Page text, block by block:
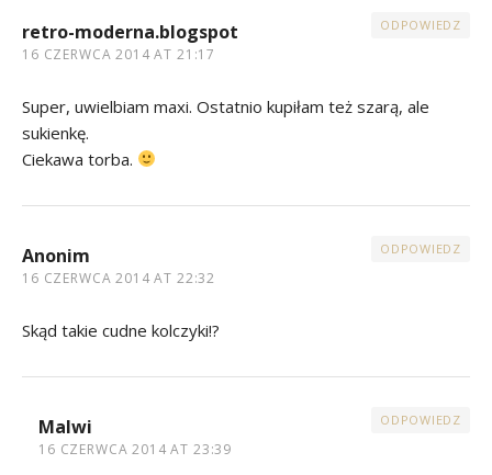
retro-moderna.blogspot
16 CZERWCA 2014 AT 21:17
ODPOWIEDZ
Super, uwielbiam maxi. Ostatnio kupiłam też szarą, ale
sukienkę.
Ciekawa torba.
Anonim
16 CZERWCA 2014 AT 22:32
ODPOWIEDZ
Skąd takie cudne kolczyki!?
Malwi
16 CZERWCA 2014 AT 23:39
ODPOWIEDZ